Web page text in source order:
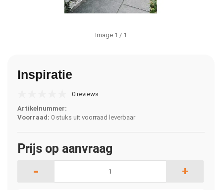
Image 1 / 1
Inspiratie
0 reviews
Artikelnummer:
Voorraad: 0 stuks uit voorraad leverbaar
Prijs op aanvraag
- +